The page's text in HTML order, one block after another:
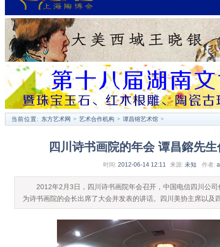
当前位置: 东方艺术网 > 艺术合作机构 > 谭昌镕艺术馆 >
四川诗书画院的年会 谭昌鎔先
时间: 2012-06-14 12:11 来源: 未知 作者:
2012年2月3日，四川诗书画院年会召开，中国电信四川公司
为诗书画院的会长出席了大会并发表的讲话。四川美协主席以及